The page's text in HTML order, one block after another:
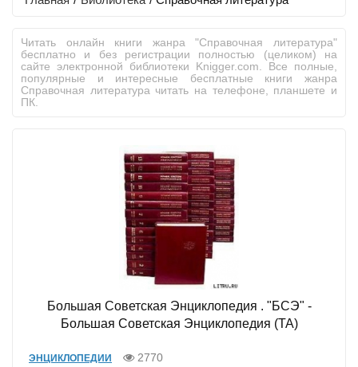
Читать онлайн книги жанра "Справочная литература"
бесплатно и без регистрации полностью (целиком) на
сайте электронной библиотеки Knigger.com. Все полные,
популярные и интересные бесплатные книги жанра
Справочная литература читать на телефоне, планшете и
ПК.
Большая Советская Энциклопедия . "БСЭ" -
Большая Советская Энциклопедия (ТА)
ЭНЦИКЛОПЕДИИ
2770